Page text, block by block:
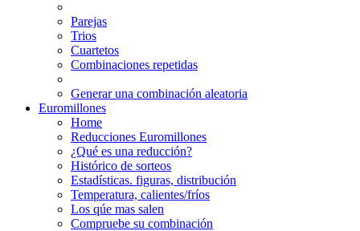
Parejas
Trios
Cuartetos
Combinaciones repetidas
Generar una combinación aleatoria
Euromillones
Home
Reducciones Euromillones
¿Qué es una reducción?
Histórico de sorteos
Estadísticas. figuras, distribución
Temperatura, calientes/fríos
Los qúe mas salen
Compruebe su combinación